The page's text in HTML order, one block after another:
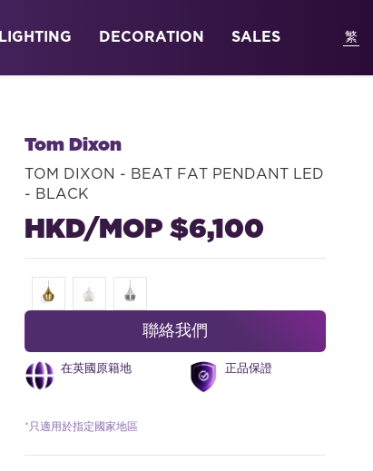
LIGHTING DECORATION SALES
Tom Dixon
TOM DIXON - BEAT FAT PENDANT LED
- BLACK
HKD/MOP $6,100
聯絡我們
在英國原籍地 正品保證
*只適用於指定國家地區